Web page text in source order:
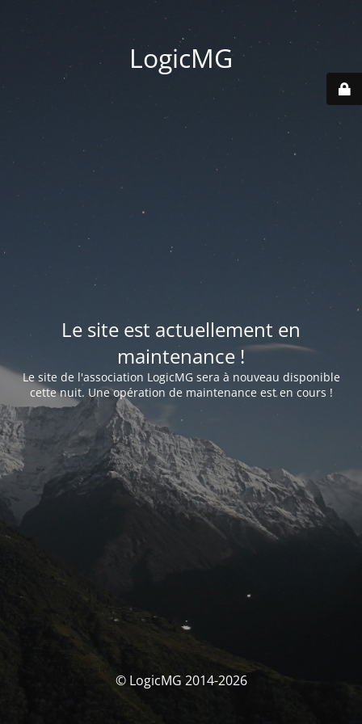
LogicMG
Le site est actuellement en
maintenance !
Le site de l'association LogicMG sera à nouveau disponible
cette nuit. Une opération de maintenance est en cours !
© LogicMG 2014-2026